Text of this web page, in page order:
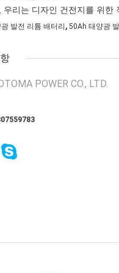
우리는 디자인 건전지를 위한
발전 리튬 배터리 , 50Ah 태양광
POWER CO., LTD.